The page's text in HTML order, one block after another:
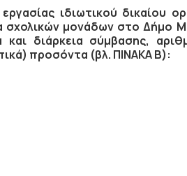
ιδιωτικού δικαίου
σχολικών μονάδων στο Δήμο
και διάρκεια σύμβασης,
προσόντα (βλ. ΠΙΝΑΚΑ Β):